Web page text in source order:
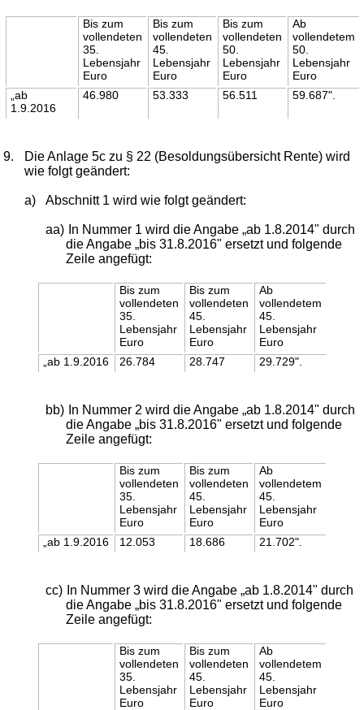
Bis zum
vollendeten
35.
Lebensjahr
Euro
Bis zum
vollendeten
45.
Lebensjahr
Euro
Bis zum
vollendeten
50.
Lebensjahr
Euro
Ab
vollendetem
50.
Lebensjahr
Euro
„ab
1.9.2016
46.980 53.333 56.511 59.687".
9.
Die Anlage 5c zu § 22 (Besoldungsübersicht Rente) wird
wie folgt geändert:
a) Abschnitt 1 wird wie folgt geändert:
aa)
In Nummer 1 wird die Angabe „ab 1.8.2014" durch
die Angabe „bis 31.8.2016" ersetzt und folgende
Zeile angefügt:
Bis zum
vollendeten
35.
Lebensjahr
Euro
Bis zum
vollendeten
45.
Lebensjahr
Euro
Ab
vollendetem
45.
Lebensjahr
Euro
„ab 1.9.2016
26.784 28.747 29.729".
bb)
In Nummer 2 wird die Angabe „ab 1.8.2014" durch
die Angabe „bis 31.8.2016" ersetzt und folgende
Zeile angefügt:
Bis zum
vollendeten
35.
Lebensjahr
Euro
Bis zum
vollendeten
45.
Lebensjahr
Euro
Ab
vollendetem
45.
Lebensjahr
Euro
„ab 1.9.2016
12.053 18.686 21.702".
cc)
In Nummer 3 wird die Angabe „ab 1.8.2014" durch
die Angabe „bis 31.8.2016" ersetzt und folgende
Zeile angefügt:
Bis zum
vollendeten
35.
Lebensjahr
Euro
Bis zum
vollendeten
45.
Lebensjahr
Euro
Ab
vollendetem
45.
Lebensjahr
Euro